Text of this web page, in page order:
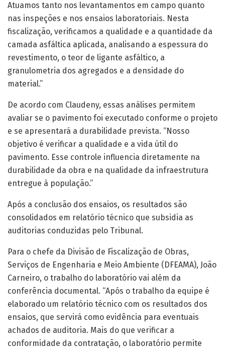
Atuamos tanto nos levantamentos em campo quanto
nas inspeções e nos ensaios laboratoriais. Nesta
fiscalização, verificamos a qualidade e a quantidade da
camada asfáltica aplicada, analisando a espessura do
revestimento, o teor de ligante asfáltico, a
granulometria dos agregados e a densidade do
material.”
De acordo com Claudeny, essas análises permitem
avaliar se o pavimento foi executado conforme o projeto
e se apresentará a durabilidade prevista. “Nosso
objetivo é verificar a qualidade e a vida útil do
pavimento. Esse controle influencia diretamente na
durabilidade da obra e na qualidade da infraestrutura
entregue à população.”
Após a conclusão dos ensaios, os resultados são
consolidados em relatório técnico que subsidia as
auditorias conduzidas pelo Tribunal.
Para o chefe da Divisão de Fiscalização de Obras,
Serviços de Engenharia e Meio Ambiente (DFEAMA), João
Carneiro, o trabalho do laboratório vai além da
conferência documental. “Após o trabalho da equipe é
elaborado um relatório técnico com os resultados dos
ensaios, que servirá como evidência para eventuais
achados de auditoria. Mais do que verificar a
conformidade da contratação, o laboratório permite